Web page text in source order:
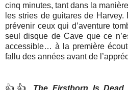
cinq minutes, tant dans la
les stries de guitares de
prévenir ceux qui d’aventure
seul disque de Cave que ce
accessible… à la première
fallu des années avant de
👍👍 The Firstborn Is Dead